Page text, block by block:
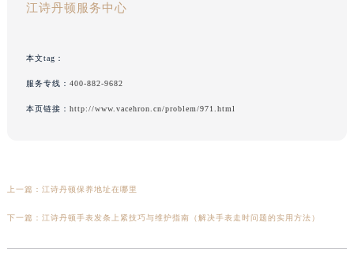
江诗丹顿服务中心
本文tag：
服务专线： 400-882-9682
本页链接： http://www.vacehron.cn/problem/971.html
上一篇： 江诗丹顿保养地址在哪里
下一篇： 江诗丹顿手表发条上紧技巧与维护指南（解决手表走时问题的实用方法）